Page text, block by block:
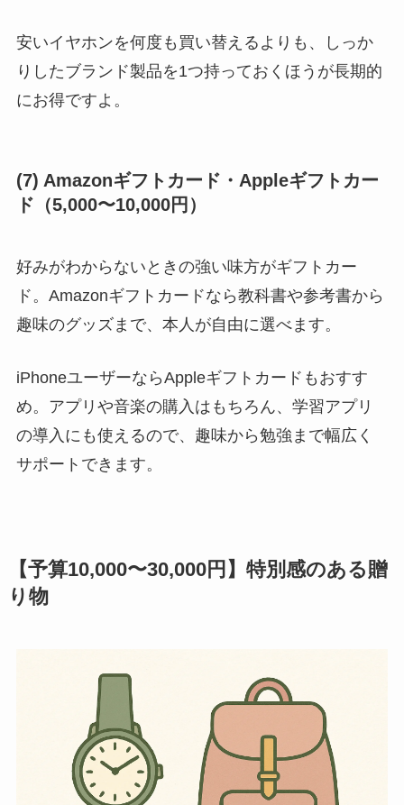
安いイヤホンを何度も買い替えるよりも、しっか
りしたブランド製品を1つ持っておくほうが長期的
にお得ですよ。
(7) Amazonギフトカード・Appleギフトカー
ド（5,000〜10,000円）
好みがわからないときの強い味方がギフトカー
ド。Amazonギフトカードなら教科書や参考書から
趣味のグッズまで、本人が自由に選べます。
iPhoneユーザーならAppleギフトカードもおすす
め。アプリや音楽の購入はもちろん、学習アプリ
の導入にも使えるので、趣味から勉強まで幅広く
サポートできます。
【予算10,000〜30,000円】特別感のある贈
り物